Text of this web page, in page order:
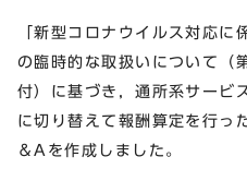
「新型コロナウイルス対応に
の臨時的な取扱いについて（
付）に基づき，通所系サービ
に切り替えて報酬算定を行っ
＆Aを作成しました。